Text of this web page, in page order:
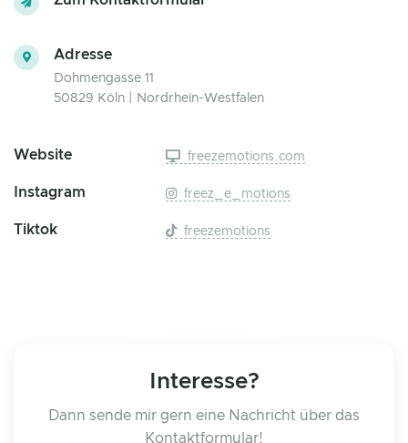
Adresse
Dohmengasse 11
50829 Köln | Nordrhein-Westfalen
Website freezemotions.com
Instagram freez_e_motions
Tiktok freezemotions
Interesse?
Dann sende mir gern eine Nachricht über das
Kontaktformular!